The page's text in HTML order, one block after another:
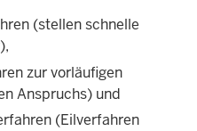
(stellen schnelle
zur vorläufigen
Anspruchs) und
(Eilverfahren